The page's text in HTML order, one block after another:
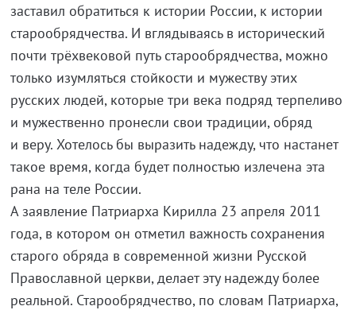
заставил обратиться к истории России, к истории
старообрядчества. И вглядываясь в исторический
почти трёхвековой путь старообрядчества, можно
только изумляться стойкости и мужеству этих
русских людей, которые три века подряд терпеливо
и мужественно пронесли свои традиции, обряд
и веру. Хотелось бы выразить надежду, что настанет
такое время, когда будет полностью излечена эта
рана на теле России.
А заявление Патриарха Кирилла 23 апреля 2011
года, в котором он отметил важность сохранения
старого обряда в современной жизни Русской
Православной церкви, делает эту надежду более
реальной. Старообрядчество, по словам Патриарха,